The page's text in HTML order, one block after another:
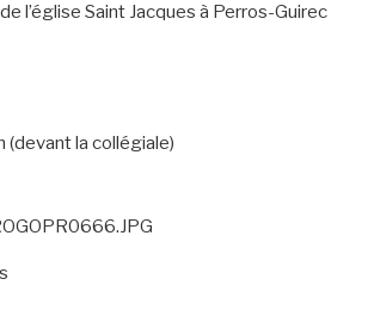
l’église Saint Jacques à Perros-Guirec
(devant la collégiale)